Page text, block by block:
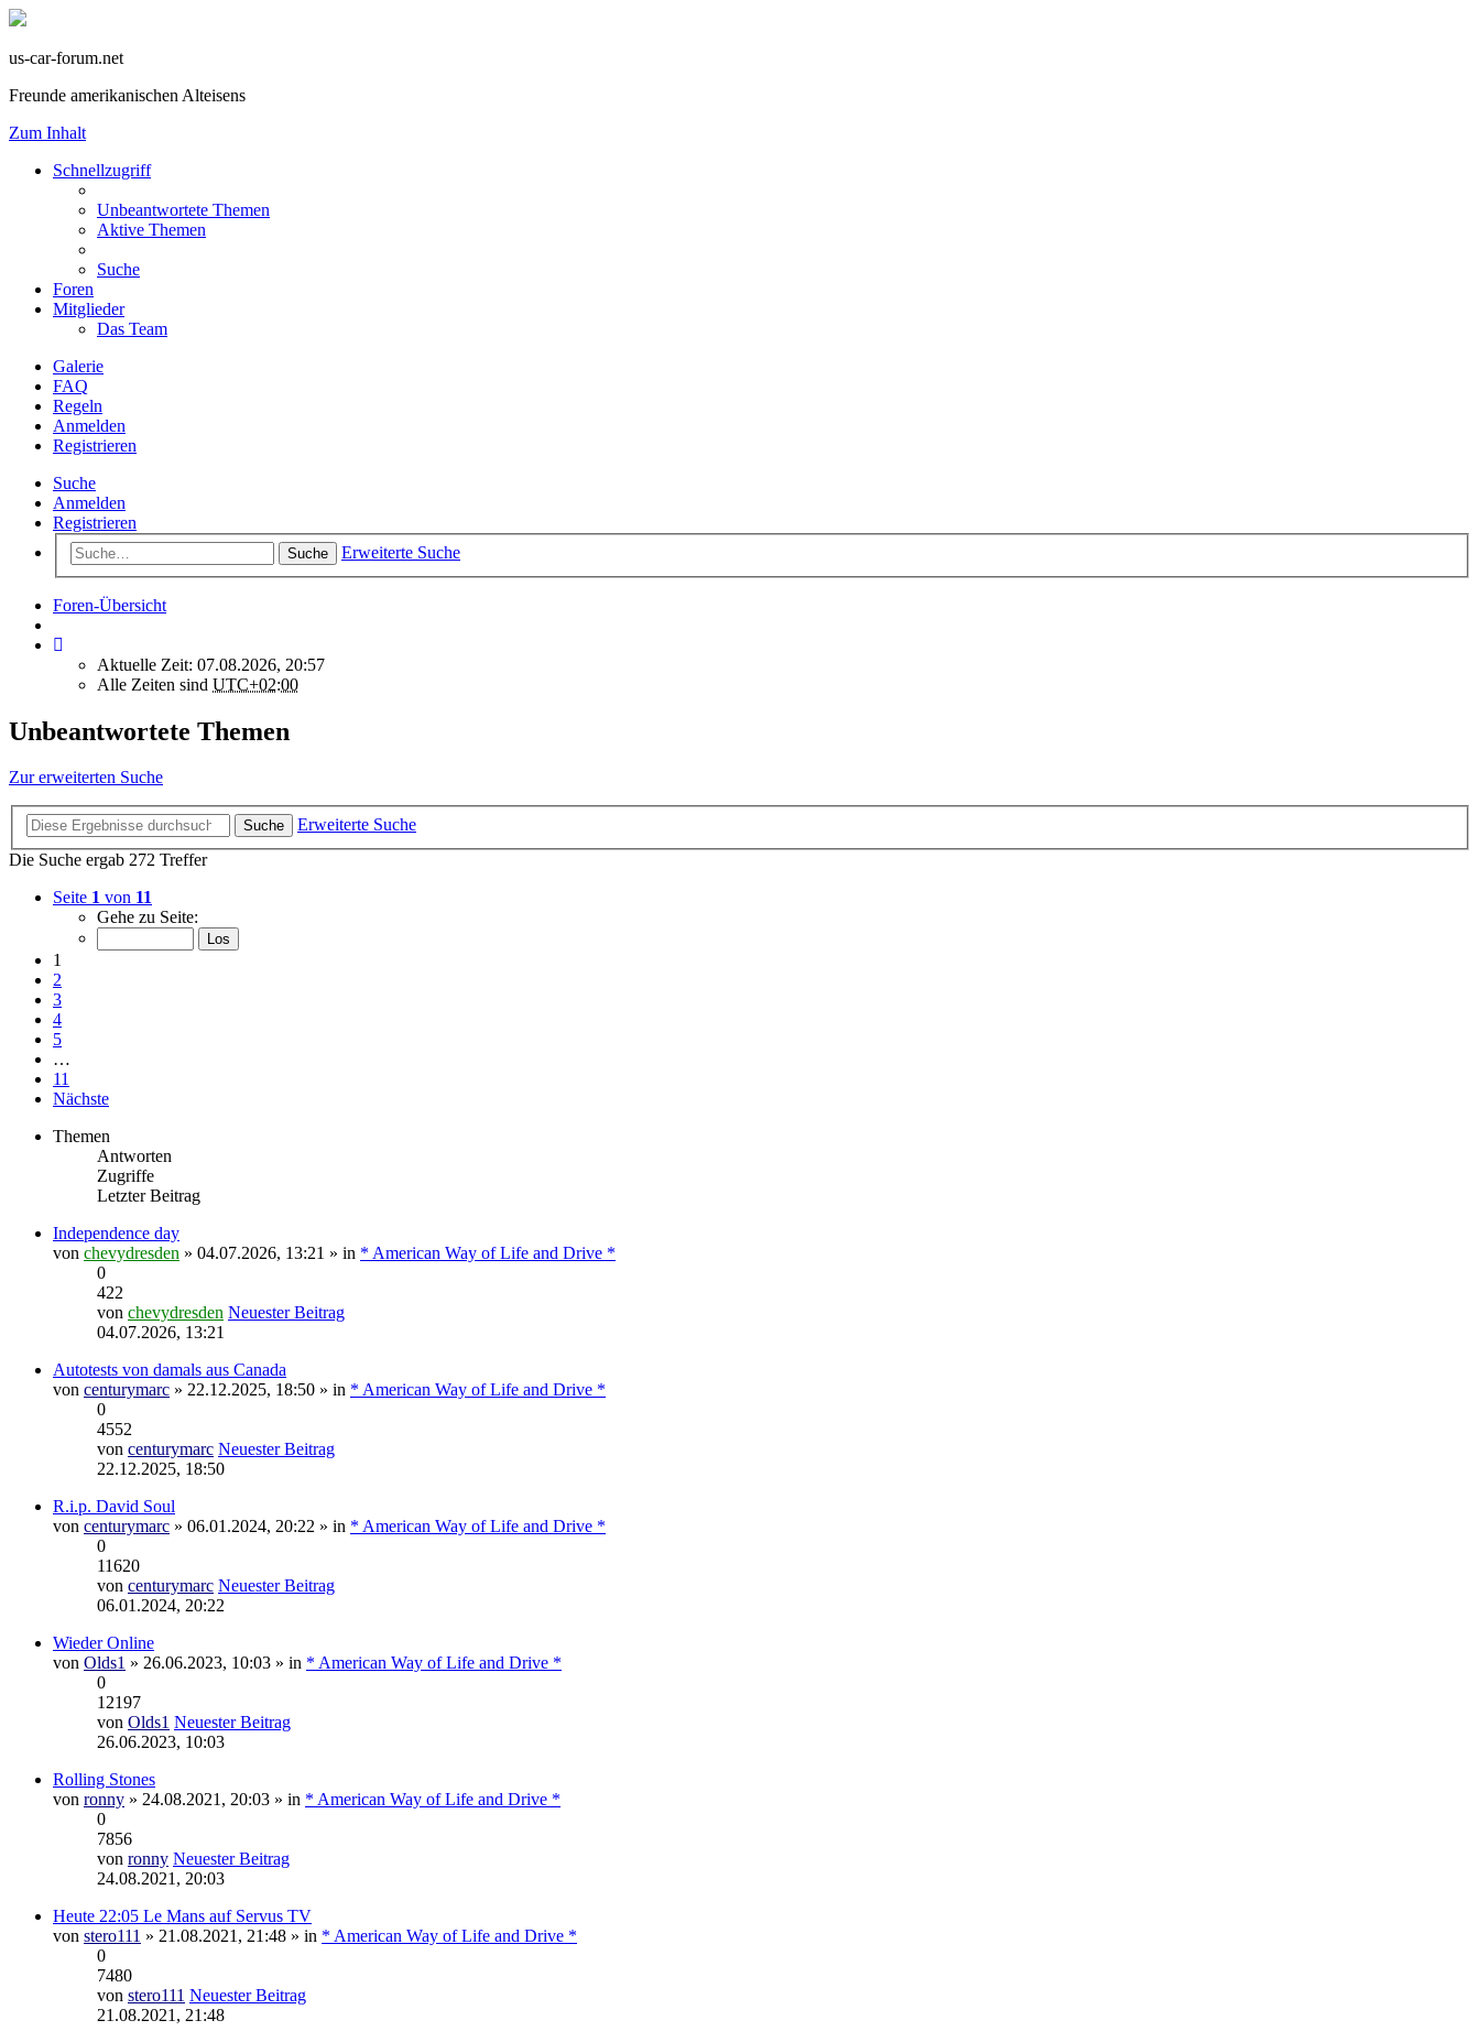
us-car-forum.net
Freunde amerikanischen Alteisens
Zum Inhalt
Schnellzugriff
Unbeantwortete Themen
Aktive Themen
Suche
Foren
Mitglieder
Das Team
Galerie
FAQ
Regeln
Anmelden
Registrieren
Suche
Anmelden
Registrieren
Suche Erweiterte Suche
Foren-Übersicht
Aktuelle Zeit: 07.08.2026, 20:57
Alle Zeiten sind UTC+02:00
Unbeantwortete Themen
Zur erweiterten Suche
Suche
Erweiterte Suche
Die Suche ergab 272 Treffer
Seite 1 von 11
Gehe zu Seite:
1
2
3
4
5
…
11
Nächste
Themen
Antworten
Zugriffe
Letzter Beitrag
Independence day
von chevydresden » 04.07.2026, 13:21 » in * American Way of Life and Drive *
0
422
von chevydresden Neuester Beitrag
04.07.2026, 13:21
Autotests von damals aus Canada
von centurymarc » 22.12.2025, 18:50 » in * American Way of Life and Drive *
0
4552
von centurymarc Neuester Beitrag
22.12.2025, 18:50
R.i.p. David Soul
von centurymarc » 06.01.2024, 20:22 » in * American Way of Life and Drive *
0
11620
von centurymarc Neuester Beitrag
06.01.2024, 20:22
Wieder Online
von Olds1 » 26.06.2023, 10:03 » in * American Way of Life and Drive *
0
12197
von Olds1 Neuester Beitrag
26.06.2023, 10:03
Rolling Stones
von ronny » 24.08.2021, 20:03 » in * American Way of Life and Drive *
0
7856
von ronny Neuester Beitrag
24.08.2021, 20:03
Heute 22:05 Le Mans auf Servus TV
von stero111 » 21.08.2021, 21:48 » in * American Way of Life and Drive *
0
7480
von stero111 Neuester Beitrag
21.08.2021, 21:48